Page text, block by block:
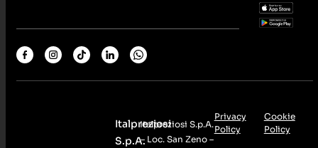
Italpreziosi
S.p.A.
Italpreziosi S.p.A.
– Loc. San Zeno –
Privacy
Policy
Cookie
Policy